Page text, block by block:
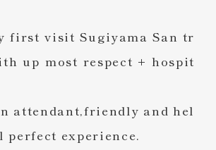
first visit Sugiyama San tr
up most respect + hospit
attendant,friendly and hel
experience.